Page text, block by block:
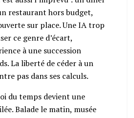
restaurant hors budget,
sur place. Une IA trop
ce genre d’écart,
à une succession
La liberté de céder à un
pas dans ses calculs.
du temps devient une
Balade le matin, musée